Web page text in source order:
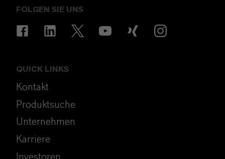
FOLGEN SIE UNS
QUICK LINKS
Kontakt
Produktsuche
Unternehmen
Karriere
Investoren